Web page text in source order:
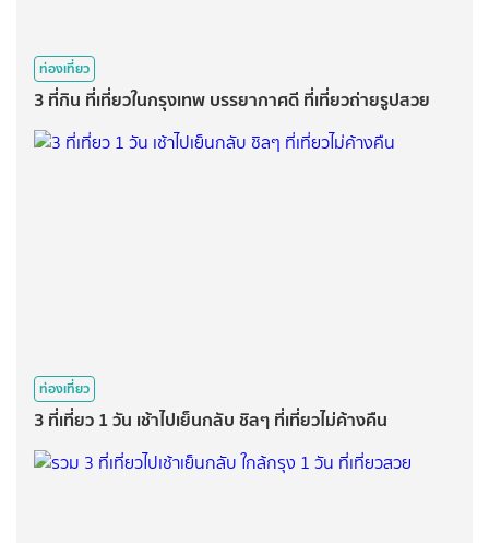
ท่องเที่ยว
3 ที่กิน ที่เที่ยวในกรุงเทพ บรรยากาศดี ที่เที่ยวถ่ายรูปสวย
ท่องเที่ยว
3 ที่เที่ยว 1 วัน เช้าไปเย็นกลับ ชิลๆ ที่เที่ยวไม่ค้างคืน